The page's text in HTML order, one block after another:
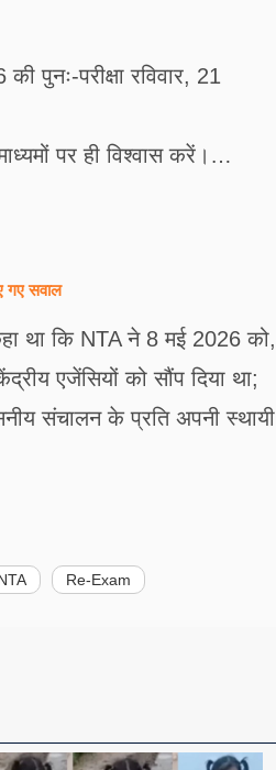
पुनः-परीक्षा रविवार, 21
पर ही विश्वास करें।…
गए सवाल
था कि NTA ने 8 मई 2026 को,
एजेंसियों को सौंप दिया था;
संचालन के प्रति अपनी स्थायी
Re-Exam